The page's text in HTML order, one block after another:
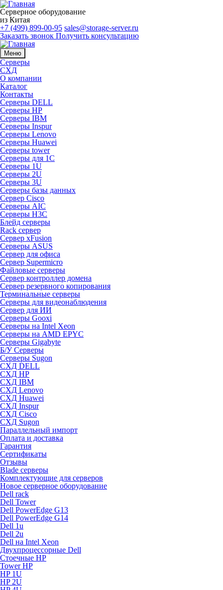
Серверное оборудование
из Китая
+7 (499) 899-00-95 sales@storage-server.ru
Заказать звонок Получить консультацию
Меню
Серверы
СХД
О компании
Каталог
Контакты
Серверы DELL
Серверы HP
Серверы IBM
Серверы Inspur
Серверы Lenovo
Серверы Huawei
Серверы tower
Серверы для 1C
Серверы 1U
Серверы 2U
Серверы 3U
Серверы базы данных
Сервер Cisco
Серверы AIC
Серверы H3C
Блейд серверы
Rack сервер
Сервер xFusion
Серверы ASUS
Сервер для офиса
Сервер Supermicro
Файловые серверы
Сервер контроллер домена
Сервер резервного копирования
Терминальные серверы
Серверы для видеонаблюдения
Сервер для ИИ
Серверы Gooxi
Серверы на Intel Xeon
Серверы на AMD EPYC
Серверы Gigabyte
Б/У Серверы
Серверы Sugon
СХД DELL
СХД HP
СХД IBM
СХД Lenovo
СХД Huawei
СХД Inspur
СХД Cisco
СХД Sugon
Параллельный импорт
Оплата и доставка
Гарантия
Сертификаты
Отзывы
Blade серверы
Комплектующие для серверов
Новое серверное оборудование
Dell rack
Dell Tower
Dell PowerEdge G13
Dell PowerEdge G14
Dell 1u
Dell 2u
Dell на Intel Xeon
Двухпроцессорные Dell
Стоечные HP
Tower HP
HP 1U
HP 2U